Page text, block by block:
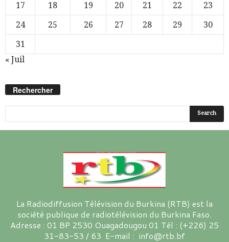
17
18 19 20 21 22
23
24
25 26 27 28 29
30
31
« Juil
Rechercher
La Radiodiffusion Télévision du Burkina (RTB) est la
société publique de radiotélévision du Burkina Faso.
Adresse : 01 BP 2530 Ouagadougou 01 Tél : (+226) 25
31-83-53 / 63 E-mail : info@rtb.bf